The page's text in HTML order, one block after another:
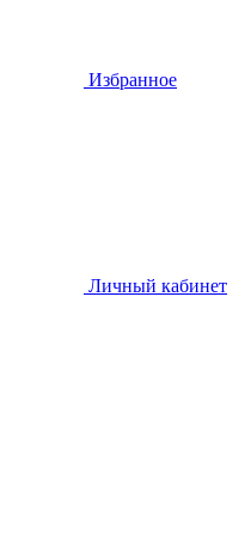
Избранное
Личный кабинет